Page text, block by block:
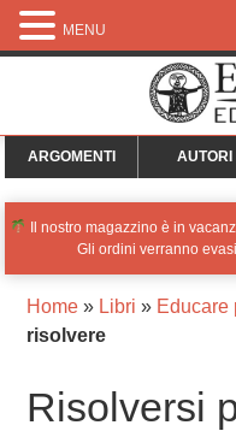
ARGOMENTI AUTORI
Il nostro magazzino è in
Gli ordini verranno
Home» Libri » Educare
risolvere
Risolversi
MENU